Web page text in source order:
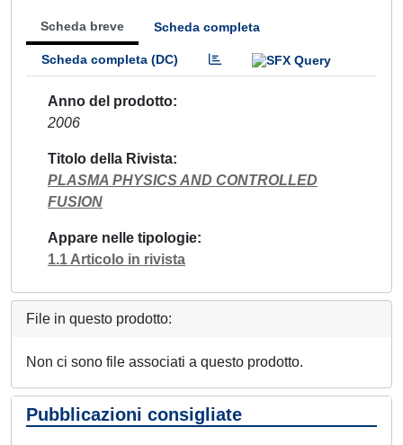
Scheda breve Scheda completa
Scheda completa (DC)
Anno del prodotto
2006
Titolo della Rivista
PLASMA PHYSICS AND CONTROLLED
FUSION
Appare nelle tipologie
1.1 Articolo in rivista
File in questo prodotto:
Non ci sono file associati a questo prodotto.
Pubblicazioni consigliate